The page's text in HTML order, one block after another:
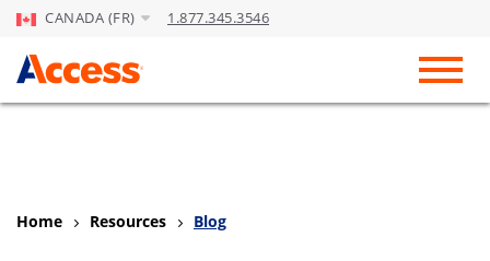
Skip to Main Content
CANADA (FR) 1.877.345.3546
Home Resources Blog